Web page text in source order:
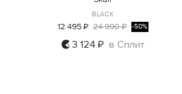
M L
BLACK
12 495 ₽ 24 990 ₽ -50%
3 124 ₽ в Сплит